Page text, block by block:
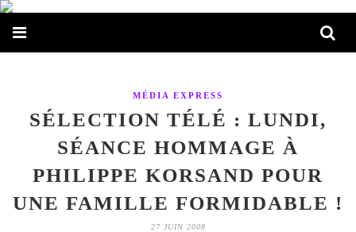
MÉDIA EXPRESS
SÉLECTION TÉLÉ : LUNDI,
SÉANCE HOMMAGE À
PHILIPPE KORSAND POUR
UNE FAMILLE FORMIDABLE !
27 JUIN 2008